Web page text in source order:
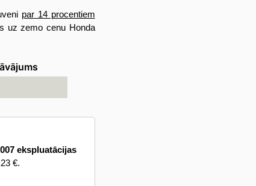
par 14 procentiem
uz zemo cenu Honda
ekspluatācijas
€.